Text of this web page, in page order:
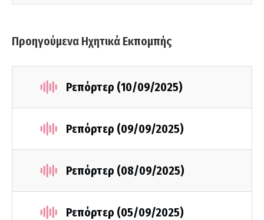
Προηγούμενα Ηχητικά Εκπομπής
Ρεπόρτερ (10/09/2025)
Ρεπόρτερ (09/09/2025)
Ρεπόρτερ (08/09/2025)
Ρεπόρτερ (05/09/2025)